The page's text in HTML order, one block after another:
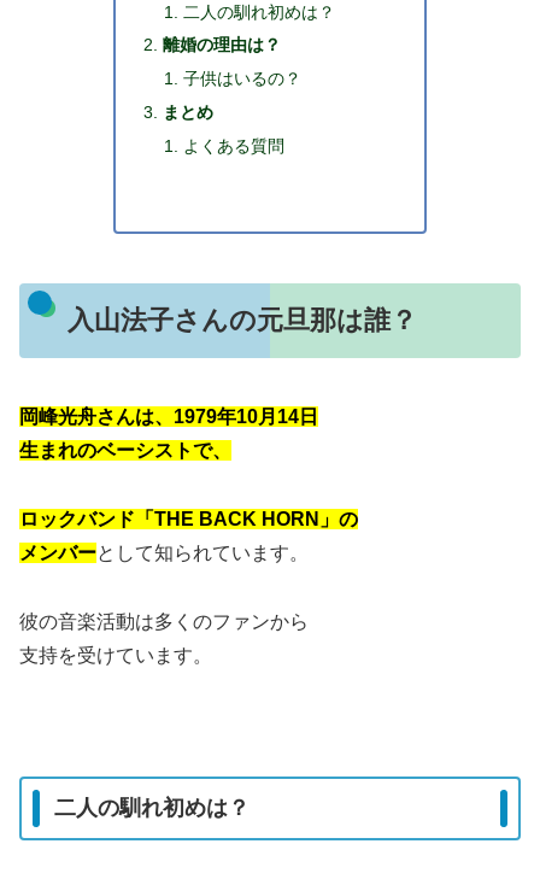
二人の馴れ初めは？
離婚の理由は？
子供はいるの？
まとめ
よくある質問
入山法子さんの元旦那は誰？
岡峰光舟さんは、1979年10月14日
生まれのベーシストで、
ロックバンド「THE BACK HORN」の
メンバーとして知られています。
彼の音楽活動は多くのファンから
支持を受けています。
二人の馴れ初めは？